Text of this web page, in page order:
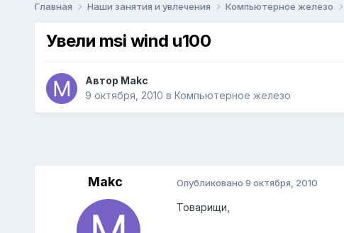
Главная Наши занятия и увлечения Компьютерное железо
Увели msi wind u100
Автор Makc
9 октября, 2010 в Компьютерное железо
Makc Опубликовано 9 октября, 2010
Товарищи,